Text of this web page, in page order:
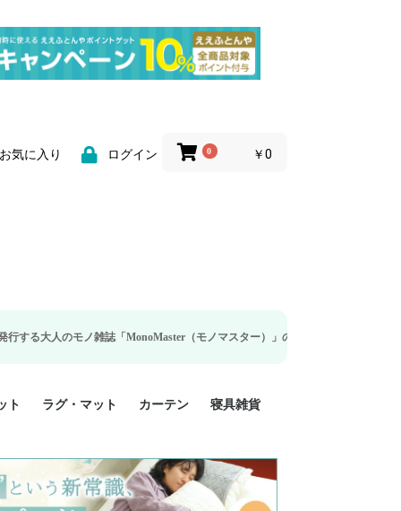
気に入り ログイン 0 ￥0
誌「MonoMaster（モノマスター）」の疲労回復・睡眠の向上特集に当社のリ
掛け布団カバー
掛け布団カバー
ロング 掛け布団
ル 掛け布団カバ
掛け布団カバー
ング 掛け布団カ
掛け布団カバー
け布団カバー
敷布団カバー
グル 敷布団カバ
敷布団カバー
ロング 敷布団カ
敷布団カバー
枕カバー
枕カバー
枕カバー
枕カバー
BOXシーツ
ロング BOXシー
ル BOXシーツ
BOXシーツ
ロング BOXシー
点セット
点セット
ト
ズ
イズ
サイズ
ズ
100%
ラグ・マット カーテン
既成カーテンのサイズ
遮光カーテン
レース・シアーカーテン
Disney ディズニーカーテ
ン
MOOMIN ムーミンカーテ
ン
PEANUTS ピーナツカー
テン (SNOOPY スヌーピ
ー)
寝具雑貨
美容・化粧品
シルク寝具・雑貨
HURONテクノロジー リ
カバリー寝具
ソファカバー
ひざ掛け
パジャマ
クッション
玄関・フロアーマット
ペット用ベッド
インテリア
その他寝具雑貨